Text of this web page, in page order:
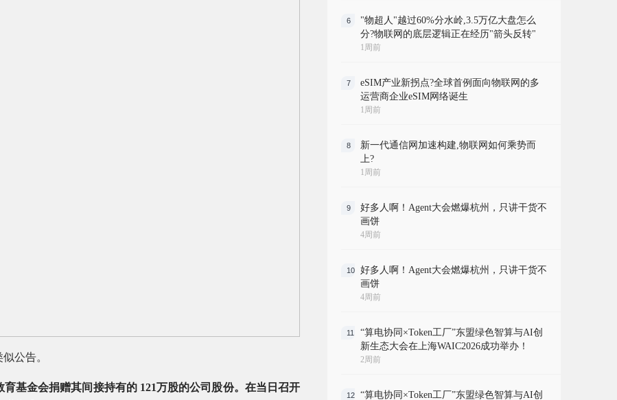
公告。
基金会捐赠其间接持有的 121万股的公司股份。在当日召开
6
"物超人"越过60%分水岭,3.5万亿大盘怎么
分?物联网的底层逻辑正在经历"箭头反转"
1周前
7
eSIM产业新拐点?全球首例面向物联网的多
运营商企业eSIM网络诞生
1周前
8
新一代通信网加速构建,物联网如何乘势而
上?
1周前
9
好多人啊！Agent大会燃爆杭州，只讲干货不
画饼
4周前
10
好多人啊！Agent大会燃爆杭州，只讲干货不
画饼
4周前
11
“算电协同×Token工厂”东盟绿色智算与AI创
新生态大会在上海WAIC2026成功举办！
2周前
12
“算电协同×Token工厂”东盟绿色智算与AI创